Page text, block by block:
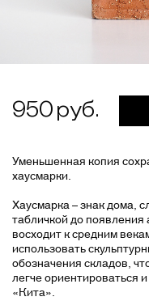
950
Уменьшенная копия
хаусмарки.
Хаусмарка – знак дома,
табличкой до
восходит к средним
использовать
обозначения складов,
легче ориентироваться
«Кита».